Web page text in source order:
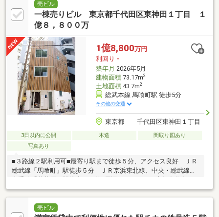
売ビル
一棟売りビル 東京都千代田区東神田１丁目 １
億８，８００万
1億8,800万円
利回り -
築年月 2026年5月
建物面積73.17m2
土地面積43.7m2
総武本線 馬喰町駅 徒歩5分
その他の交通
東京都 千代田区東神田１丁目
3日以内に公開 木造
間取り図あり
写真あり
■３路線２駅利用可■最寄り駅まで徒歩５分、アクセス良好 ＪＲ
総武線「馬喰町」駅徒歩５分 ＪＲ京浜東北線、中央・総武線、
ＩＦＥ ＩＮＦＯＲＭＡＴＩＯＮ■まいばすけっと岩本町二丁目
店…約３９０ｍ（徒歩約５分）■セブンイレブン東神田二丁目店…
約１３０ｍ（徒歩約２分）■ファミリーマート東神田二丁目店…約
売ビル